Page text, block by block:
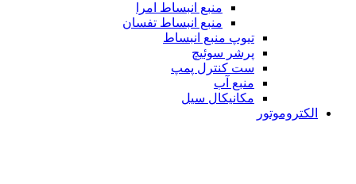
منبع انبساط امرا
منبع انبساط تفسان
تیوپ منبع انبساط
پرشر سوئیچ
ست کنترل پمپ
منبع آب
مکانیکال سیل
الکتروموتور